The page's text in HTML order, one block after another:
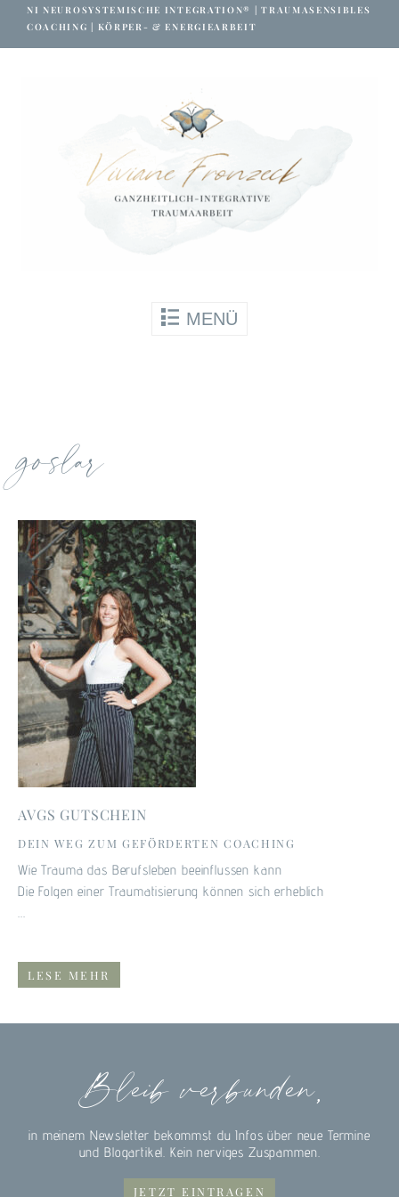
NI NEUROSYSTEMISCHE INTEGRATION® | TRAUMASENSIBLES
COACHING | KÖRPER- & ENERGIEARBEIT
MENÜ
Skip to content
goslar
AVGS GUTSCHEIN
DEIN WEG ZUM GEFÖRDERTEN COACHING
Wie Trauma das Berufsleben beeinflussen kann
Die Folgen einer Traumatisierung können sich erheblich
...
LESE MEHR
Bleib verbunden,
in meinem Newsletter bekommst du Infos über neue Termine
und Blogartikel. Kein nerviges Zuspammen.
JETZT EINTRAGEN
Beim benutzen dieses Formulars stimmst
Datenschutzbestimmungen
auf gesicherte Website-Bereiche nutzen
kann. Ohne sie können wesentliche Teile
der Website nicht genutzt werden.
Kundenbewertungen und Erfahrungen zu
Viviane Fronzeck
SEHR GUT